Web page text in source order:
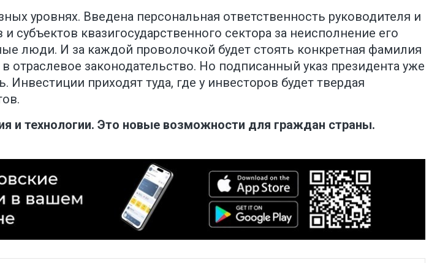
уровнях. Введена персональная ответственность руководителя и
субъектов квазигосударственного сектора за неисполнение его
люди. И за каждой проволочкой будет стоять конкретная фамилия
отраслевое законодательство. Но подписанный указ президента уже
приходят туда, где у инвесторов будет твердая
и технологии. Это новые возможности для граждан страны.